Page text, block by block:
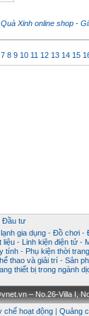
Quà Xinh online shop -
7 8 9 10 11 12 13 14 15
Đầu tư
gia dụng - Đồ chơi -
liệu - Linh kiện điện tử -
tính - Phụ kiện thời trang
thao và giải trí - Sản
thiết bị trong ngành
– No.26-Villa I,
chế hoạt động Quảng